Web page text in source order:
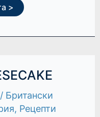
>
/ Британски
, Рецепти